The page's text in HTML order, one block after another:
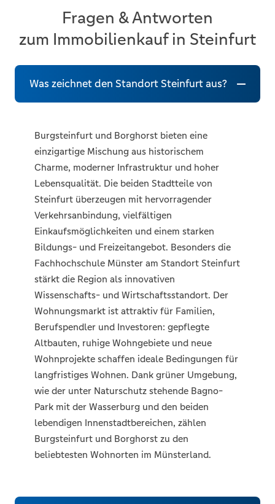
Fragen & Antworten
zum Immobilienkauf in Steinfurt
Was zeichnet den Standort Steinfurt aus?
Burgsteinfurt und Borghorst bieten eine
einzigartige Mischung aus historischem
Charme, moderner Infrastruktur und hoher
Lebensqualität. Die beiden Stadtteile von
Steinfurt überzeugen mit hervorragender
Verkehrsanbindung, vielfältigen
Einkaufsmöglichkeiten und einem starken
Bildungs- und Freizeitangebot. Besonders die
Fachhochschule Münster am Standort Steinfurt
stärkt die Region als innovativen
Wissenschafts- und Wirtschaftsstandort. Der
Wohnungsmarkt ist attraktiv für Familien,
Berufspendler und Investoren: gepflegte
Altbauten, ruhige Wohngebiete und neue
Wohnprojekte schaffen ideale Bedingungen für
langfristiges Wohnen. Dank grüner Umgebung,
wie der unter Naturschutz stehende Bagno-
Park mit der Wasserburg und den beiden
lebendigen Innenstadtbereichen, zählen
Burgsteinfurt und Borghorst zu den
beliebtesten Wohnorten im Münsterland.